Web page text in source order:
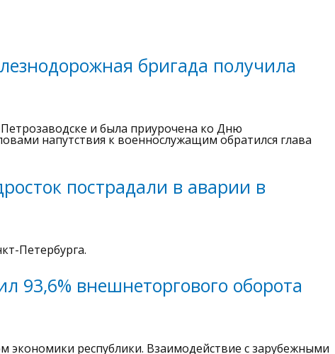
бригада получила
и была приурочена ко Дню
напутствия к военнослужащим обратился глава
пострадали в аварии в
Петербурга.
93,6% внешнеторгового оборота
экономики республики. Взаимодействие с зарубежными